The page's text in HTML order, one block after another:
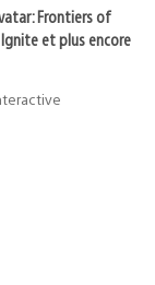
Frontiers of
et plus encore